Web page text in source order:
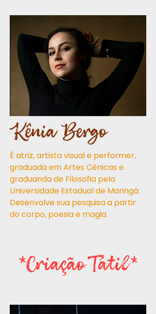
Kênia Bergo
É atriz, artista visual e performer,
graduada em Artes Cênicas e
graduanda de Filosofia pela
Universidade Estadual de Maringá.
Desenvolve sua pesquisa a partir
do corpo, poesia e magia.
*Criação Tátil*